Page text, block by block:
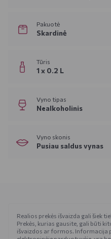
Pakuotė
Skardinė
Tūris
1 x 0.2 L
Vyno tipas
Nealkoholinis
Vyno skonis
Pusiau saldus vynas
Realios prekės išvaizda gali šiek
Prekės, kurias gausite, gali būti
išvaizdos ar formos. Informacija